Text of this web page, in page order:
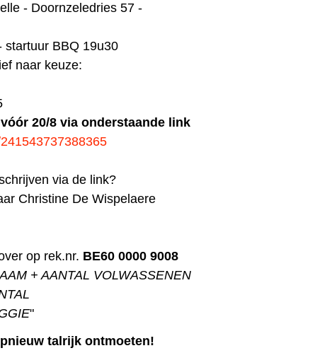
- Doornzeledries 57 -
startuur BBQ 19u30
naar keuze:
20/8 via onderstaande link
via de link?
Christine De Wispelaere
op rek.nr. BE60 0000 9008
+ AANTAL VOLWASSENEN
"
talrijk ontmoeten!